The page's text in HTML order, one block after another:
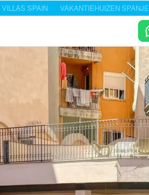
VILLAS SPAIN VAKANTIEHUIZEN SPANJE